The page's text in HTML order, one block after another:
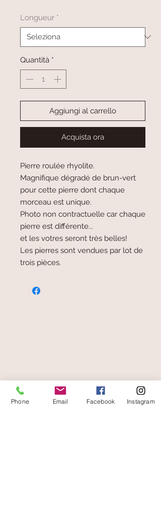
Longueur *
Quantità *
Aggiungi al carrello
Acquista ora
Pierre roulée rhyolite.
Magnifique dégradé de brun-vert
pour cette pierre dont chaque
morceau est unique.
Photo non contractuelle car chaque
pierre est différente...
et les votres seront très belles!
Les pierres sont vendues par lot de
trois pièces.
livraison offerte
et rapide
Phone Email Facebook Instagram